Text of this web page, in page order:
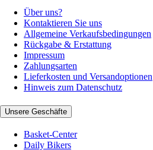
Über uns?
Kontaktieren Sie uns
Allgemeine Verkaufsbedingungen
Rückgabe & Erstattung
Impressum
Zahlungsarten
Lieferkosten und Versandoptionen
Hinweis zum Datenschutz
Unsere Geschäfte
Basket-Center
Daily Bikers